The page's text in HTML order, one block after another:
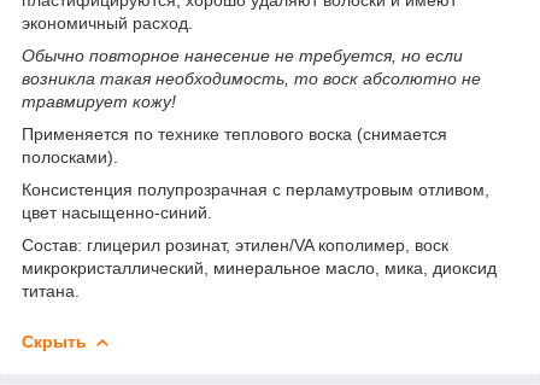
экономичный расход.
Обычно повторное нанесение не требуется, но если
возникла такая необходимость, то воск абсолютно не
травмирует кожу!
Применяется по технике теплового воска (снимается
полосками).
Консистенция полупрозрачная с перламутровым отливом,
цвет насыщенно-синий.
Состав: глицерил розинат, этилен/VA кополимер, воск
микрокристаллический, минеральное масло, мика, диоксид
титана.
Скрыть